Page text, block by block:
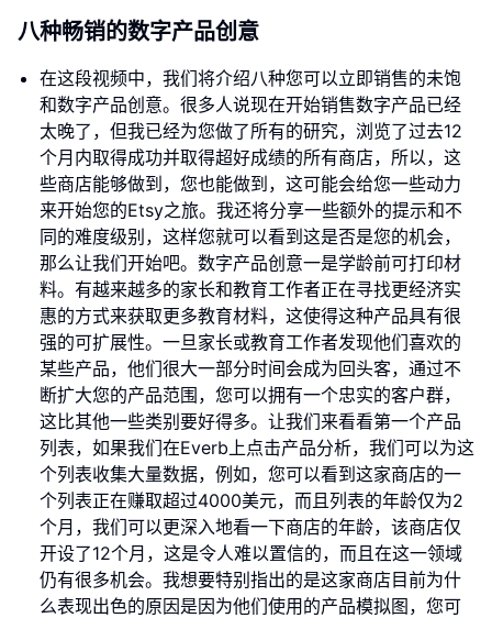
八种畅销的数字产品创意
在这段视频中，我们将介绍八种您可以立即销售的未饱
和数字产品创意。很多人说现在开始销售数字产品已经
太晚了，但我已经为您做了所有的研究，浏览了过去12
个月内取得成功并取得超好成绩的所有商店，所以，这
些商店能够做到，您也能做到，这可能会给您一些动力
来开始您的Etsy之旅。我还将分享一些额外的提示和不
同的难度级别，这样您就可以看到这是否是您的机会，
那么让我们开始吧。数字产品创意一是学龄前可打印材
料。有越来越多的家长和教育工作者正在寻找更经济实
惠的方式来获取更多教育材料，这使得这种产品具有很
强的可扩展性。一旦家长或教育工作者发现他们喜欢的
某些产品，他们很大一部分时间会成为回头客，通过不
断扩大您的产品范围，您可以拥有一个忠实的客户群，
这比其他一些类别要好得多。让我们来看看第一个产品
列表，如果我们在Everb上点击产品分析，我们可以为这
个列表收集大量数据，例如，您可以看到这家商店的一
个列表正在赚取超过4000美元，而且列表的年龄仅为2
个月，我们可以更深入地看一下商店的年龄，该商店仅
开设了12个月，这是令人难以置信的，而且在这一领域
仍有很多机会。我想要特别指出的是这家商店目前为什
么表现出色的原因是因为他们使用的产品模拟图，您可